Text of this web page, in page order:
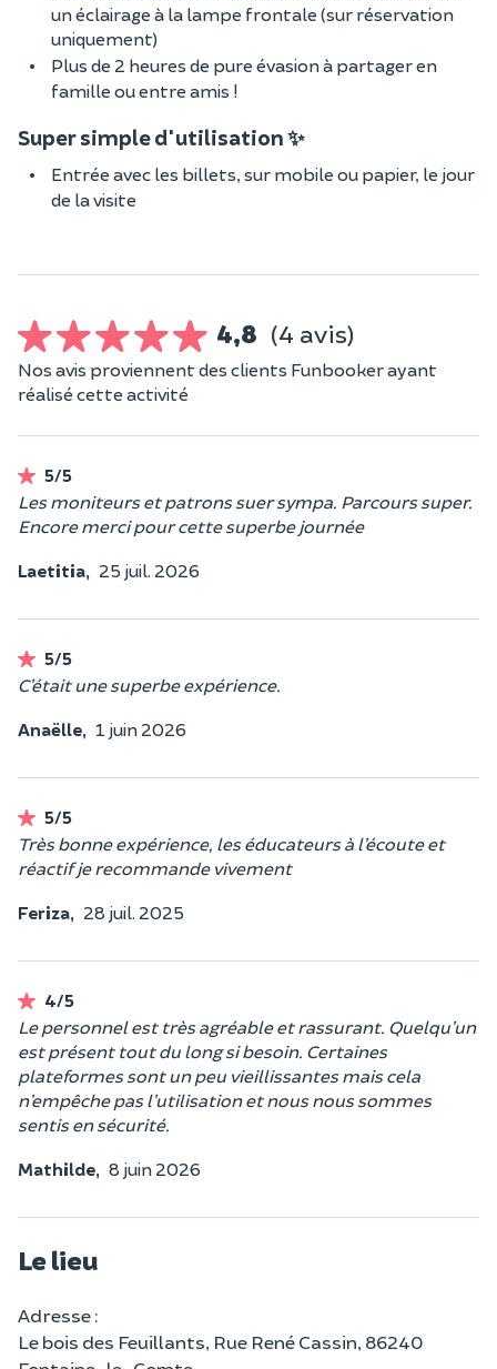
un éclairage à la lampe frontale (sur réservation
uniquement)
Plus de 2 heures de pure évasion à partager en
famille ou entre amis !
Super simple d'utilisation ✨
Entrée avec les billets, sur mobile ou papier, le jour
de la visite
4,8 (4 avis)
Nos avis proviennent des clients Funbooker ayant
réalisé cette activité
5/5
Les moniteurs et patrons suer sympa. Parcours super.
Encore merci pour cette superbe journée
Laetitia, 25 juil. 2026
5/5
C’était une superbe expérience.
Anaëlle, 1 juin 2026
5/5
Très bonne expérience, les éducateurs à l’écoute et
réactif je recommande vivement
Feriza, 28 juil. 2025
4/5
Le personnel est très agréable et rassurant. Quelqu’un
est présent tout du long si besoin. Certaines
plateformes sont un peu vieillissantes mais cela
n’empêche pas l’utilisation et nous nous sommes
sentis en sécurité.
Mathilde, 8 juin 2026
Le lieu
Adresse :
Le bois des Feuillants, Rue René Cassin, 86240